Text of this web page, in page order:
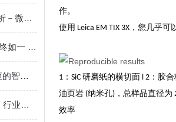
作。
使用 Leica EM TIX 3X，您几乎
1：SiC 研磨纸的横切面 l 2：胶
油页岩 (纳米孔)，总样品直径为
效率
金相学 | 色彩与相衬度分析－微观结构对比分析（上）
从果蝇到寄生蜂，清晰始终如一 ，南京大学M125C应用实录
IHMD | 可溯源显微镜检查的智能设备Exalta国内亮相
徕卡工业显微助力中国 AI 行业发展 – 光模块篇